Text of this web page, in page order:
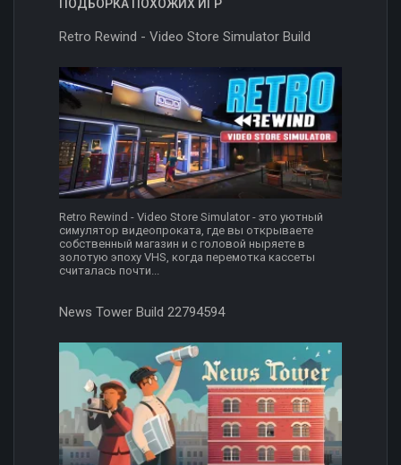
ПОДБОРКА ПОХОЖИХ ИГР
Retro Rewind - Video Store Simulator Build
Retro Rewind - Video Store Simulator - это уютный
симулятор видеопроката, где вы открываете
собственный магазин и с головой ныряете в
золотую эпоху VHS, когда перемотка кассеты
считалась почти...
News Tower Build 22794594